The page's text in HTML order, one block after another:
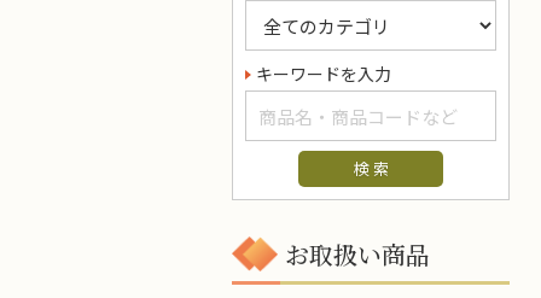
キーワードを入力
お取扱い商品